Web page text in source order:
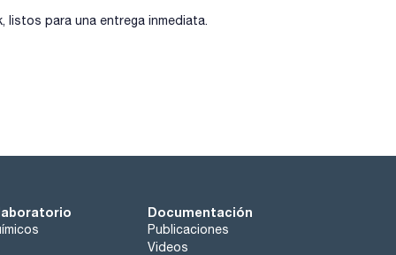
para una entrega inmediata.
Documentación
Publicaciones
Videos